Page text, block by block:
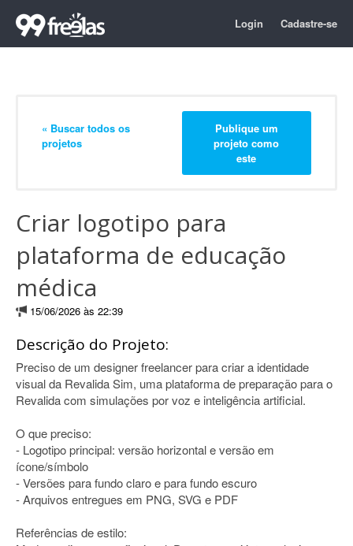
Login Cadastre-se
« Buscar todos os
projetos
Publique um
projeto como
este
Criar logotipo para
plataforma de educação
médica
15/06/2026 às 22:39
Descrição do Projeto:
Preciso de um designer freelancer para criar a identidade
visual da Revalida Sim, uma plataforma de preparação para o
Revalida com simulações por voz e inteligência artificial.
O que preciso:
- Logotipo principal: versão horizontal e versão em
ícone/símbolo
- Versões para fundo claro e para fundo escuro
- Arquivos entregues em PNG, SVG e PDF
Referências de estilo: